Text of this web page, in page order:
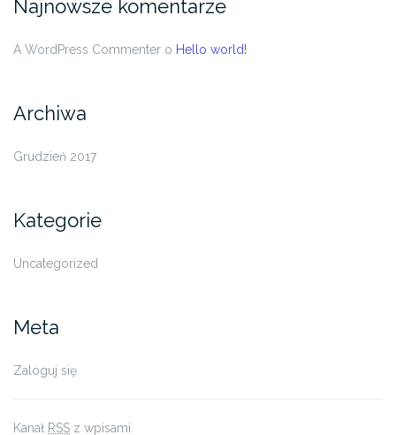
Najnowsze komentarze
A WordPress Commenter o Hello world!
Archiwa
Grudzień 2017
Kategorie
Uncategorized
Meta
Zaloguj się
Kanał RSS z wpisami